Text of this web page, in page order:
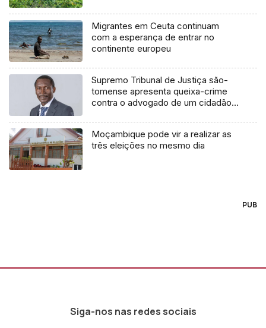
Migrantes em Ceuta continuam
com a esperança de entrar no
continente europeu
Supremo Tribunal de Justiça são-
tomense apresenta queixa-crime
contra o advogado de um cidadão
Moçambique pode vir a realizar as
três eleições no mesmo dia
PUB
Siga-nos nas redes sociais